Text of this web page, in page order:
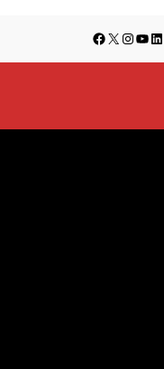
Facebook
X